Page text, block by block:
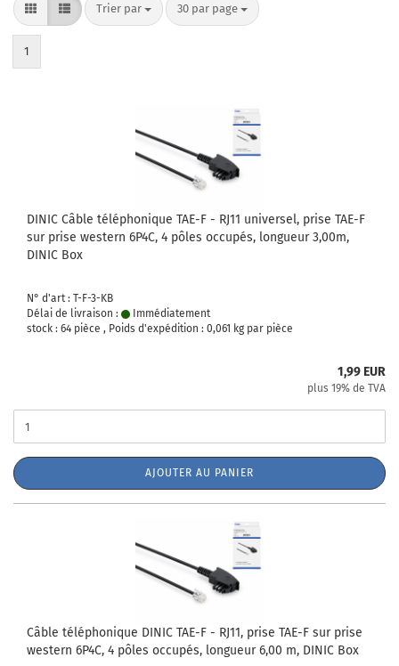
Trier par
Trier par 30 par page
par page
1
DINIC Câble téléphonique TAE-F - RJ11 universel, prise TAE-F
sur prise western 6P4C, 4 pôles occupés, longueur 3,00m,
DINIC Box
N° d'art : T-F-3-KB
Délai de livraison :
Immédiatement
stock : 64 pièce , Poids d'expédition : 0,061 kg par pièce
1,99 EUR
plus 19% de TVA
AJOUTER AU PANIER
Câble téléphonique DINIC TAE-F - RJ11, prise TAE-F sur prise
western 6P4C, 4 pôles occupés, longueur 6,00 m, DINIC Box